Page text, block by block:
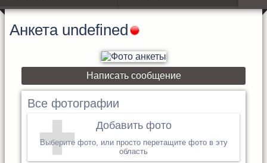
Анкета undefined
Написать сообщение
Все фотографии
Добавить фото
Выберите фото, или просто перетащите фото в эту
область